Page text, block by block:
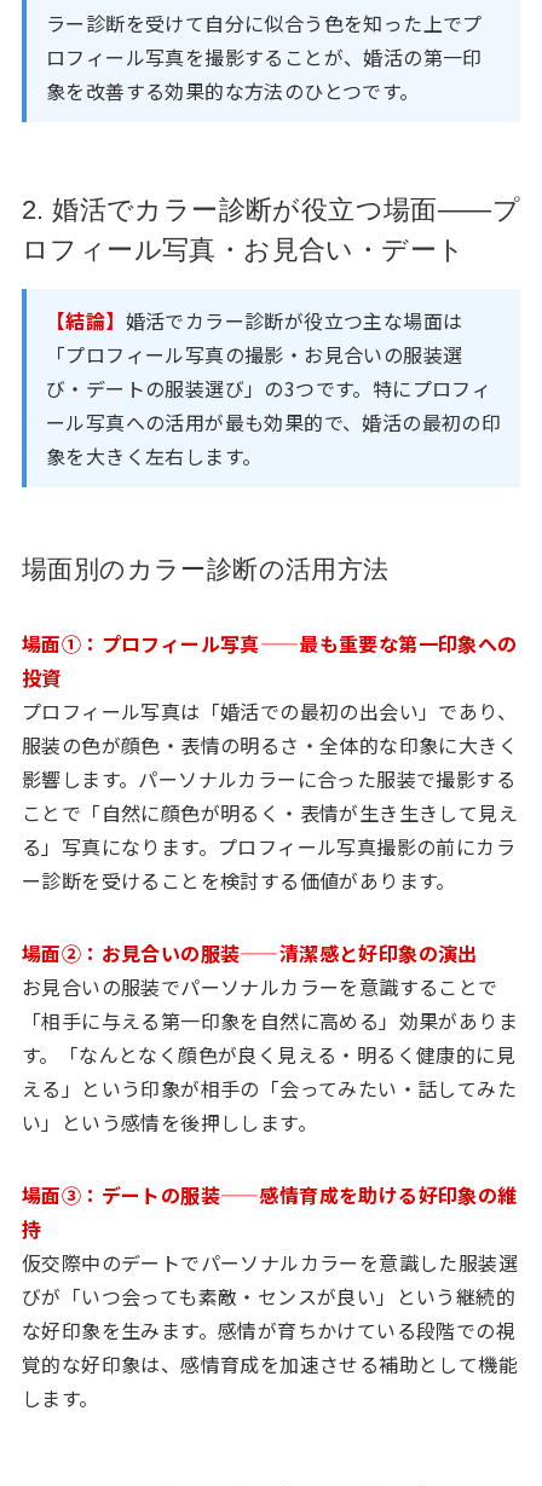
ラー診断を受けて自分に似合う色を知った上でプ
ロフィール写真を撮影することが、婚活の第一印
象を改善する効果的な方法のひとつです。
2. 婚活でカラー診断が役立つ場面——プ
ロフィール写真・お見合い・デート
【結論】 婚活でカラー診断が役立つ主な場面は
「プロフィール写真の撮影・お見合いの服装選
び・デートの服装選び」の3つです。特にプロフィ
ール写真への活用が最も効果的で、婚活の最初の印
象を大きく左右します。
場面別のカラー診断の活用方法
場面①：プロフィール写真——最も重要な第一印象への
投資
プロフィール写真は「婚活での最初の出会い」であり、
服装の色が顔色・表情の明るさ・全体的な印象に大きく
影響します。パーソナルカラーに合った服装で撮影する
ことで「自然に顔色が明るく・表情が生き生きして見え
る」写真になります。プロフィール写真撮影の前にカラ
ー診断を受けることを検討する価値があります。
場面②：お見合いの服装——清潔感と好印象の演出
お見合いの服装でパーソナルカラーを意識することで
「相手に与える第一印象を自然に高める」効果がありま
す。「なんとなく顔色が良く見える・明るく健康的に見
える」という印象が相手の「会ってみたい・話してみた
い」という感情を後押しします。
場面③：デートの服装——感情育成を助ける好印象の維
持
仮交際中のデートでパーソナルカラーを意識した服装選
びが「いつ会っても素敵・センスが良い」という継続的
な好印象を生みます。感情が育ちかけている段階での視
覚的な好印象は、感情育成を加速させる補助として機能
します。